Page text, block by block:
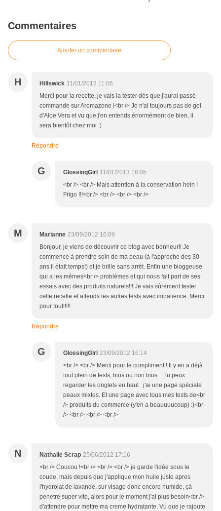
Commentaires
Ajouter un commentaire
H Hillswick 11/01/2013 11:06
Merci pour la recette, je vais la tester dès que j'aurai passé
commande sur Aromazone !<br /> Je n'ai toujours pas de gel
d'Aloe Vera et vu que j'en entends énormément de bien, il
sera bientôt chez moi :)
Répondre
G GlossingGirl 11/01/2013 18:05
<br /> <br /> Mais attention à la conservation hein !
Frigo !!!<br /> <br /> <br /> <br />
M Marianne 23/09/2012 16:09
Bonjour, je viens de découvrir ce blog avec bonheur!! Je
commence à prendre soin de ma peau (à l'approche des 30
ans il était temps!) et je brille sans arrêt. Enfin une bloggeuse
qui a les mêmes<br /> problèmes et qui nous fait part de ses
essais avec des produits naturels!!! Je vais sûrement tester
cette recette et attends les autres tests avec impatience. Merci
pour tout!!!!!
Répondre
G GlossingGirl 23/09/2012 16:14
<br /> <br /> Merci pour le compliment ! Il y en a déjà
tout plein de tests, bios ou non bios... Tu peux
regarder les onglets en haut : j'ai une page spéciale
peaux mixtes. Et une page avec tous mes tests de<br
/> produits du commerce (y'en a beauuuucoup) :)<br
/> <br /> <br /> <br />
N Nathalie Scrap 25/06/2012 17:16
<br /> Coucou !<br /> <br /> <br /> je garde l'idée sous le
coude, mais depuis que j'applique mon huile juste apres
l'hydrolat de lavande, sur visage donc encore humide, çà
penetre super vite, alors pour le moment j'ai plus besoin<br />
d'attendre pour mettre ma creme hydratante. Vu que je rajoute